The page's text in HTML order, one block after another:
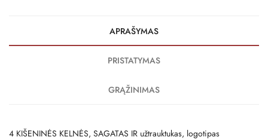
APRAŠYMAS
PRISTATYMAS
GRĄŽINIMAS
4 KIŠENINĖS KELNĖS, SAGATAS IR užtrauktukas, logotipas